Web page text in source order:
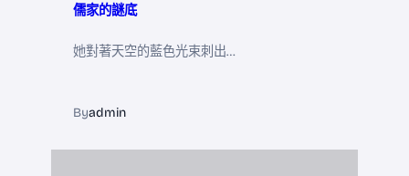
儒家的謎底
她對著天空的藍色光束刺出…
Byadmin